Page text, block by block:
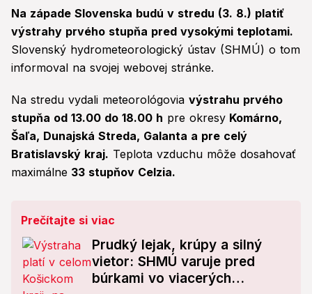
Na západe Slovenska budú v stredu (3. 8.) platiť
výstrahy prvého stupňa pred vysokými teplotami.
Slovenský hydrometeorologický ústav (SHMÚ) o tom
informoval na svojej webovej stránke.
Na stredu vydali meteorológovia výstrahu prvého
stupňa od 13.00 do 18.00 h pre okresy Komárno,
Šaľa, Dunajská Streda, Galanta a pre celý
Bratislavský kraj. Teplota vzduchu môže dosahovať
maximálne 33 stupňov Celzia.
Prečítajte si viac
Prudký lejak, krúpy a silný
vietor: SHMÚ varuje pred
búrkami vo viacerých